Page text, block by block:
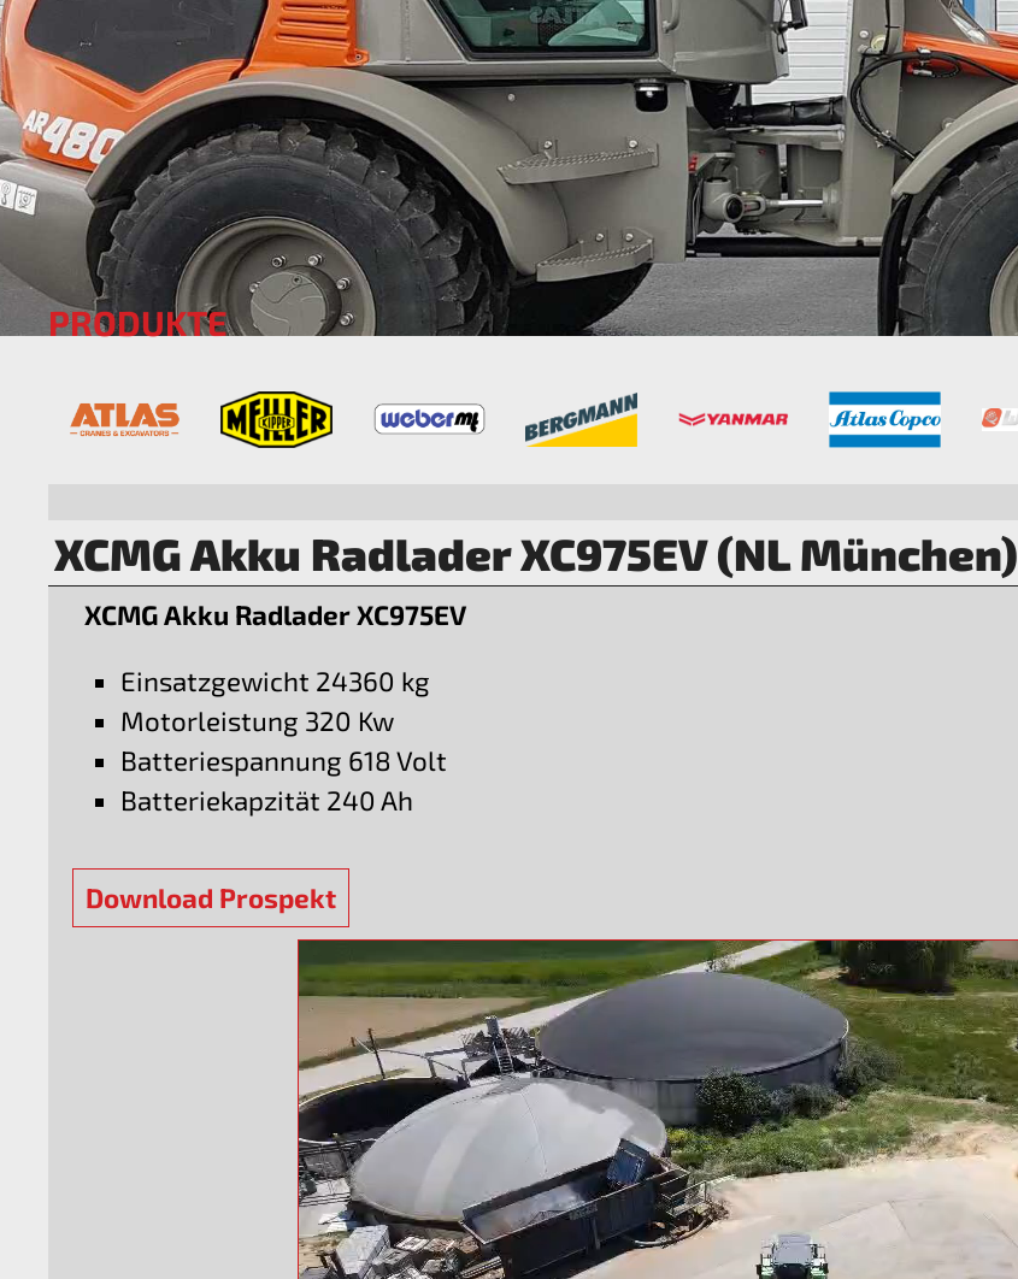
PRODUKTE
XCMG Akku Radlader XC975EV (NL München)
XCMG Akku Radlader XC975EV
Einsatzgewicht 24360 kg
Motorleistung 320 Kw
Batteriespannung 618 Volt
Batteriekapzität 240 Ah
Download Prospekt